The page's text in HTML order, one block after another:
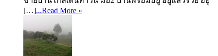
[…]...Read More »